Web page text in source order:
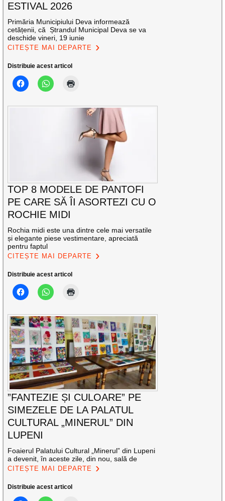
ESTIVAL 2026
Primăria Municipiului Deva informează
cetățenii, că Ștrandul Municipal Deva se va
deschide vineri, 19 iunie
CITEȘTE MAI DEPARTE
Distribuie acest articol
TOP 8 MODELE DE PANTOFI
PE CARE SĂ ÎI ASORTEZI CU O
ROCHIE MIDI
Rochia midi este una dintre cele mai versatile
și elegante piese vestimentare, apreciată
pentru faptul
CITEȘTE MAI DEPARTE
Distribuie acest articol
”FANTEZIE ȘI CULOARE” PE
SIMEZELE DE LA PALATUL
CULTURAL „MINERUL” DIN
LUPENI
Foaierul Palatului Cultural „Minerul” din Lupeni
a devenit, în aceste zile, din nou, sală de
CITEȘTE MAI DEPARTE
Distribuie acest articol